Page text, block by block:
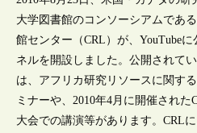
大学図書館のコンソーシアムであ
館センター（CRL）が、YouTubeに
ネルを開設しました。公開されて
は、アフリカ研究リソースに関す
ミナーや、2010年4月に開催された
大会での講演等があります。CRLに